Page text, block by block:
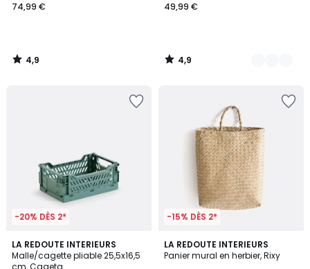
74,99 €
4,9
/
49,99 €
4,9
/
-20% DÈS 2*
LA REDOUTE INTERIEURS
Malle/cagette pliable 25,5x16,5
cm, Cageta
4,8
/ 5
3
Couleurs
-15% DÈS 2*
LA REDOUTE INTERIEURS
Panier mural en herbier, Rixy
4,8
/ 5